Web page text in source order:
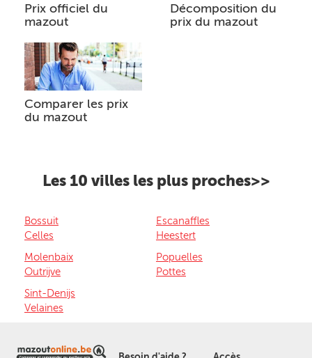
Prix officiel du
mazout
Décomposition du
prix du mazout
Comparer les prix
du mazout
Les 10 villes les plus proches>>
Bossuit
Celles
Escanaffles
Heestert
Molenbaix
Outrijve
Popuelles
Pottes
Sint-Denijs
Velaines